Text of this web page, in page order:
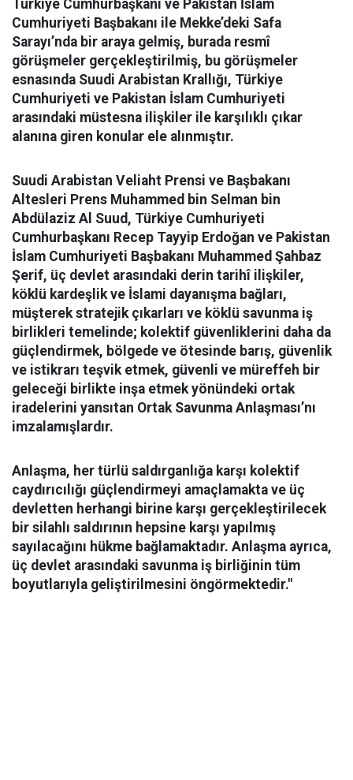
Türkiye Cumhurbaşkanı ve Pakistan İslam
Cumhuriyeti Başbakanı ile Mekke’deki Safa
Sarayı’nda bir araya gelmiş, burada resmî
görüşmeler gerçekleştirilmiş, bu görüşmeler
esnasında Suudi Arabistan Krallığı, Türkiye
Cumhuriyeti ve Pakistan İslam Cumhuriyeti
arasındaki müstesna ilişkiler ile karşılıklı çıkar
alanına giren konular ele alınmıştır.
Suudi Arabistan Veliaht Prensi ve Başbakanı
Altesleri Prens Muhammed bin Selman bin
Abdülaziz Al Suud, Türkiye Cumhuriyeti
Cumhurbaşkanı Recep Tayyip Erdoğan ve Pakistan
İslam Cumhuriyeti Başbakanı Muhammed Şahbaz
Şerif, üç devlet arasındaki derin tarihî ilişkiler,
köklü kardeşlik ve İslami dayanışma bağları,
müşterek stratejik çıkarları ve köklü savunma iş
birlikleri temelinde; kolektif güvenliklerini daha da
güçlendirmek, bölgede ve ötesinde barış, güvenlik
ve istikrarı teşvik etmek, güvenli ve müreffeh bir
geleceği birlikte inşa etmek yönündeki ortak
iradelerini yansıtan Ortak Savunma Anlaşması’nı
imzalamışlardır.
Anlaşma, her türlü saldırganlığa karşı kolektif
caydırıcılığı güçlendirmeyi amaçlamakta ve üç
devletten herhangi birine karşı gerçekleştirilecek
bir silahlı saldırının hepsine karşı yapılmış
sayılacağını hükme bağlamaktadır. Anlaşma ayrıca,
üç devlet arasındaki savunma iş birliğinin tüm
boyutlarıyla geliştirilmesini öngörmektedir."